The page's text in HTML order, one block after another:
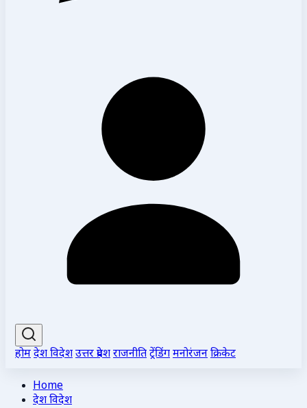
होमदेश विदेशउत्तर प्रदेशराजनीतिट्रेंडिंगमनोरंजनक्रिकेट
Home
देश विदेश